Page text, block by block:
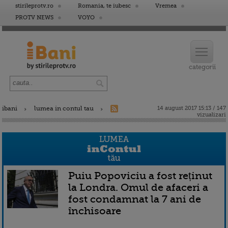
stirileprotv.ro Romania, te iubesc
Vremea
PROTV NEWS
VOYO
ibani lumea in contul tau
14 august 2017 15:13 / 147
vizualizari
Puiu Popoviciu a fost reținut
la Londra. Omul de afaceri a
fost condamnat la 7 ani de
închisoare